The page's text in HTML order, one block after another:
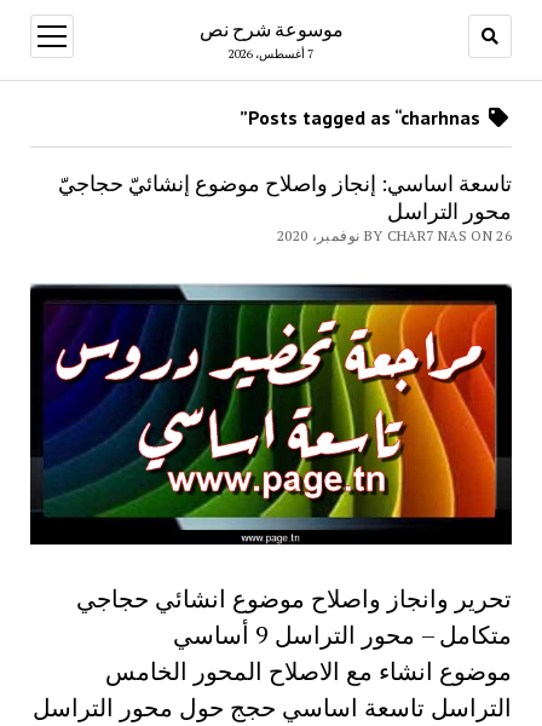
موسوعة شرح نص
7 أغسطس، 2026
open
menu
تاسعة اساسي: إنجاز واصلاح موضوع إنشائيّ حجاجيّ
محور التراسل
BY CHAR7 NAS ON 26 نوفمبر، 2020
تحرير وانجاز واصلاح موضوع انشائي حجاجي
متكامل – محور التراسل 9 أساسي
موضوع انشاء مع الاصلاح المحور الخامس
التراسل تاسعة اساسي حجج حول محور التراسل